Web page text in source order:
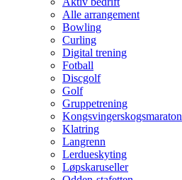
Alle arrangement
Bowling
Curling
Digital trening
Fotball
Discgolf
Golf
Gruppetrening
Kongsvingerskogsmaraton
Klatring
Langrenn
Lerdueskyting
Løpskaruseller